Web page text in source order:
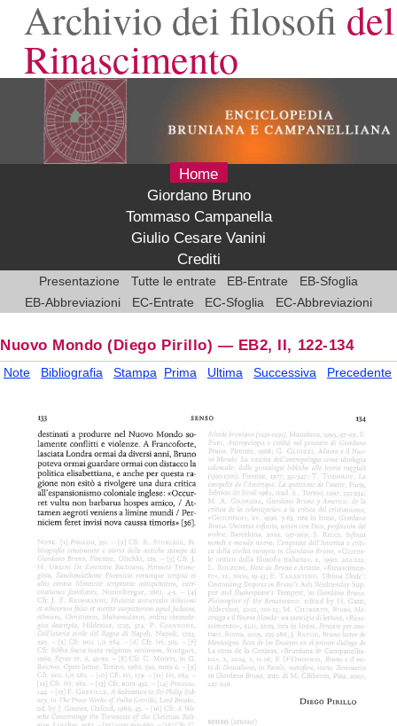
Archivio dei filosofi del
Rinascimento
Home
Giordano Bruno
Tommaso Campanella
Giulio Cesare Vanini
Crediti
Presentazione Tutte le entrate EB-Entrate
EB-Sfoglia
EB-Abbreviazioni
EC-Entrate EC-Sfoglia EC-Abbreviazioni
Nuovo Mondo(Diego Pirillo) — EB2, II, 122-134
Note Bibliografia Stampa Prima Ultima Successiva Precedente